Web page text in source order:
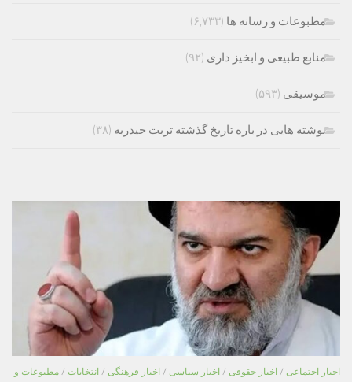
مطبوعات و رسانه ها (۶,۷۳۳)
منابع طبیعی و ابخیز داری (۹۲)
موسیقی (۵۹۳)
نوشته هایی در باره تاریخ گذشته تربت حیدریه (۳۸)
اخبار اجتماعی / اخبار حقوقی / اخبار سیاسی / اخبار فرهنگی / انتخابات / مطبوعات و